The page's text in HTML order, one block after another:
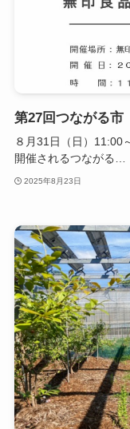
第27回つながる市
８月31日（日）11:00
開催されるつながる…
2025年8月23日